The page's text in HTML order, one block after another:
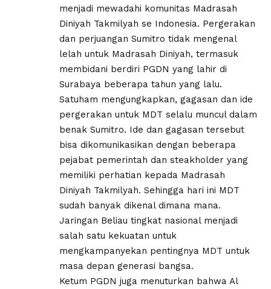
menjadi mewadahi komunitas Madrasah
Diniyah Takmilyah se Indonesia. Pergerakan
dan perjuangan Sumitro tidak mengenal
lelah untuk Madrasah Diniyah, termasuk
membidani berdiri PGDN yang lahir di
Surabaya beberapa tahun yang lalu.
Satuham mengungkapkan, gagasan dan ide
pergerakan untuk MDT selalu muncul dalam
benak Sumitro. Ide dan gagasan tersebut
bisa dikomunikasikan dengan beberapa
pejabat pemerintah dan steakholder yang
memiliki perhatian kepada Madrasah
Diniyah Takmilyah. Sehingga hari ini MDT
sudah banyak dikenal dimana mana.
Jaringan Beliau tingkat nasional menjadi
salah satu kekuatan untuk
mengkampanyekan pentingnya MDT untuk
masa depan generasi bangsa.
Ketum PGDN juga menuturkan bahwa Al